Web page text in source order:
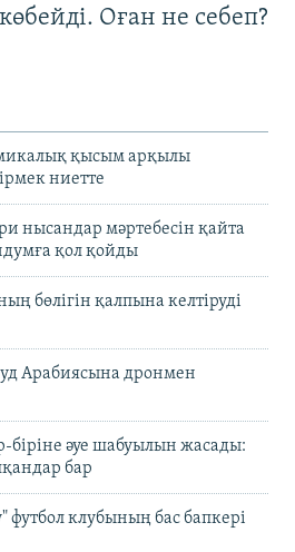
Оған не себеп?
қысым арқылы
ниетте
нысандар мәртебесін қайта
қол қойды
бөлігін қалпына келтіруді
Арабиясына дронмен
біріне әуе шабуылын жасады:
бар
футбол клубының бас бапкері